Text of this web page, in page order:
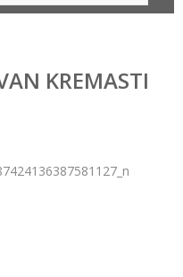
KREMASTI